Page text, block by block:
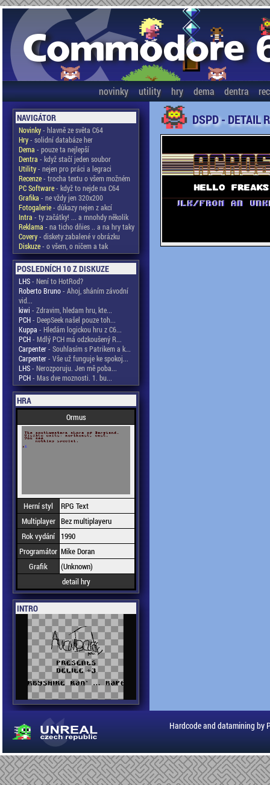
novinky utility hry dema dentra
NAVIGÁTOR
Novinky- hlavně ze světa C64
Hry- solidní databáze her
Dema - pouze ta nejlepší
Dentra - když stačí jeden soubor
Utility- nejen pro práci a legraci
Recenze- trocha textu o všem možném
PC Software- když to nejde na C64
Grafika - ne vždy jen 320x200
Fotogalerie- důkazy nejen z akcí
Intra - ty začátky! ... a mnohdy několik
Reklama - na ticho dňies .. a na hry taky
Covery- diskety zabalené v obrázku
Diskuze- o všem, o ničem a tak
POSLEDNÍCH 10 Z DISKUZE
LHS- Není to HotRod?
Roberto Bruno- Ahoj, sháním závodní
vid...
kiwi - Zdravim, hledam hru, kte...
PCH- DeepSeek našel pouze toh...
Kuppa - Hledám logickou hru z C6...
PCH- Mdlý PCH má odzkoušený R...
Carpenter- Souhlasím s Patrikem a k...
Carpenter- Vše už funguje ke spokoj...
LHS- Nerozporuju. Jen mě poba...
PCH- Mas dve moznosti. 1. bu...
HRA
Ormus
Herní styl
RPG Text
Multiplayer Bez multiplayeru
Rok vydání
1990
Programátor Mike Doran
Grafik
(Unknown)
detail hry
INTRO
DSPD - DETAIL
Hardcode and datamining by